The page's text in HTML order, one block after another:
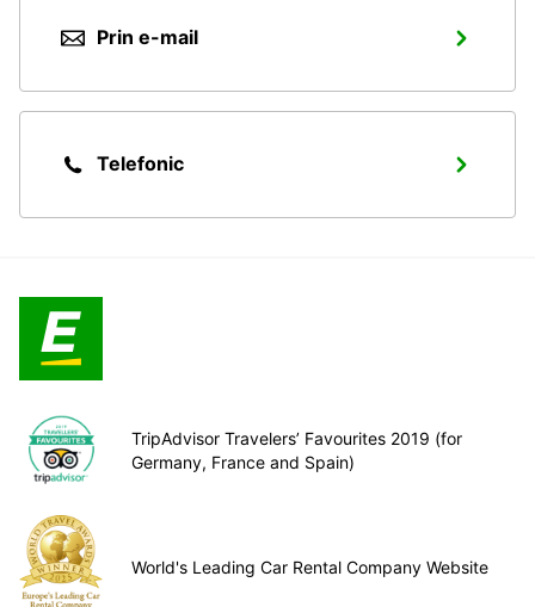
Prin e-mail
Telefonic
TripAdvisor Travelers’ Favourites 2019 (for
Germany, France and Spain)
World's Leading Car Rental Company Website